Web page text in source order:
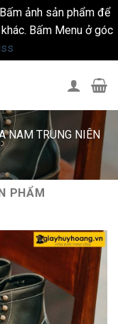
ảnh sản phẩm để
Bấm Menu ở góc
NAM TRUNG NIÊN
PHẨM